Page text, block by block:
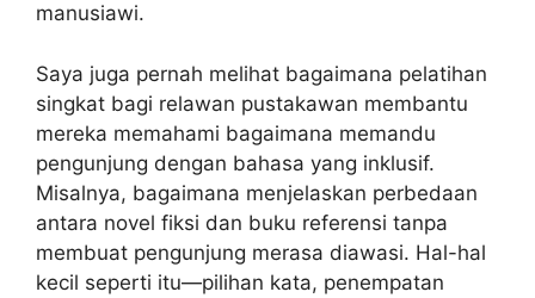
manusiawi.
Saya juga pernah melihat bagaimana pelatihan
singkat bagi relawan pustakawan membantu
mereka memahami bagaimana memandu
pengunjung dengan bahasa yang inklusif.
Misalnya, bagaimana menjelaskan perbedaan
antara novel fiksi dan buku referensi tanpa
membuat pengunjung merasa diawasi. Hal-hal
kecil seperti itu—pilihan kata, penempatan